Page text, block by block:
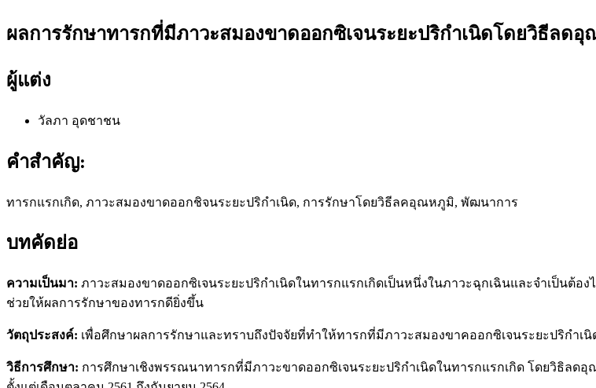
ผลการรักษาทารกที่มีภาวะสมองขาดออกซิเจนระยะปริกำเนิดโดยวิธีลด
ผู้แต่ง
วัลภา อุดชาชน
คำสำคัญ:
ทารกแรกเกิด, ภาวะสมองขาดออกชิจนระยะปริกำเนิด, การรักษาโดยวิธีลคอุณหภูมิ, พัฒนาการ
บทคัดย่อ
ความเป็นมา: ภาวะสมองขาดออกซิเจนระยะปริกำเนิดในทารกแรกเกิดเป็นหนึ่งในภาวะฉุกเฉินและจำเป็นต้
ช่วยให้ผลการรักษาของทารกดียิ่งขึ้น
วัตถุประสงค์: เพื่อศึกษาผลการรักษาและทราบถึงปัจจัยที่ทำให้ทารกที่มีภาวะสมองขาคออกซิเจนระยะปริกำ
วิธีการศึกษา: การศึกษาเชิงพรรณนาทารกที่มีภาวะขาดออกซิเจนระยะปริกำเนิดในทารกแรกเกิด โดยวิธิล